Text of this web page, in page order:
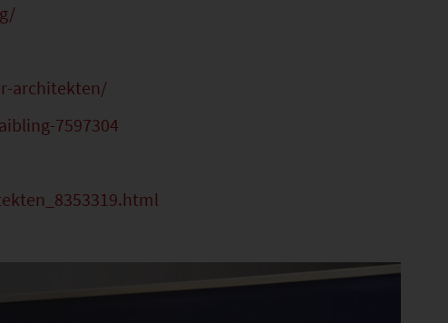
architekten/
7597304